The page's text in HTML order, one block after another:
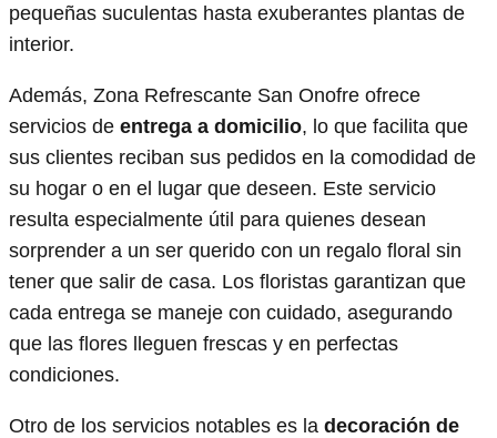
pequeñas suculentas hasta exuberantes plantas de
interior.
Además, Zona Refrescante San Onofre ofrece
servicios de entrega a domicilio, lo que facilita que
sus clientes reciban sus pedidos en la comodidad de
su hogar o en el lugar que deseen. Este servicio
resulta especialmente útil para quienes desean
sorprender a un ser querido con un regalo floral sin
tener que salir de casa. Los floristas garantizan que
cada entrega se maneje con cuidado, asegurando
que las flores lleguen frescas y en perfectas
condiciones.
Otro de los servicios notables es la decoración de